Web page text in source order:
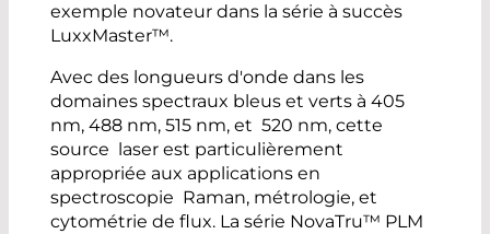
exemple novateur dans la série à succès
LuxxMaster™.
Avec des longueurs d'onde dans les
domaines spectraux bleus et verts à 405
nm, 488 nm, 515 nm, et 520 nm, cette
source laser est particulièrement
appropriée aux applications en
spectroscopie Raman, métrologie, et
cytométrie de flux. La série NovaTru™ PLM